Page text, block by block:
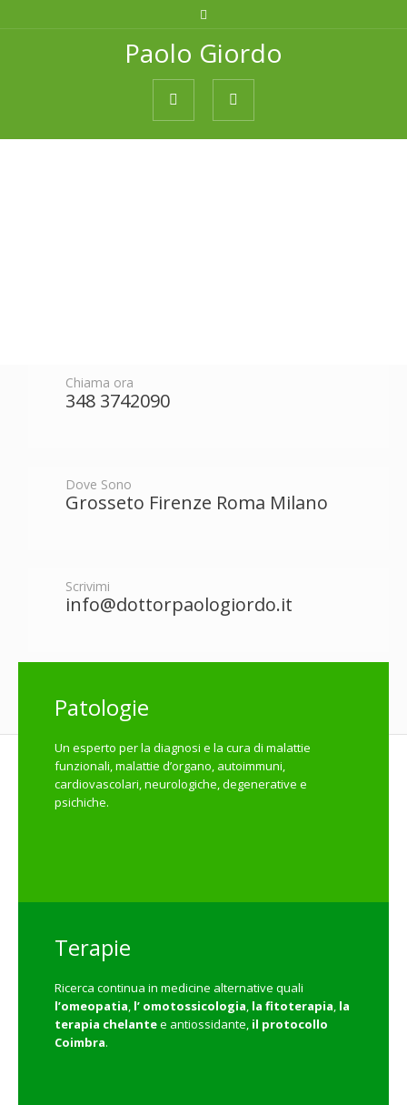
Paolo Giordo
Chiama ora
348 3742090
Dove Sono
Grosseto Firenze Roma Milano
Scrivimi
info@dottorpaologiordo.it
Patologie
Un esperto per la diagnosi e la cura di malattie
funzionali, malattie d’organo, autoimmuni,
cardiovascolari, neurologiche, degenerative e
psichiche.
Terapie
Ricerca continua in medicine alternative quali
l’omeopatia, l’ omotossicologia, la fitoterapia, la
terapia chelantee antiossidante, il protocollo
Coimbra.